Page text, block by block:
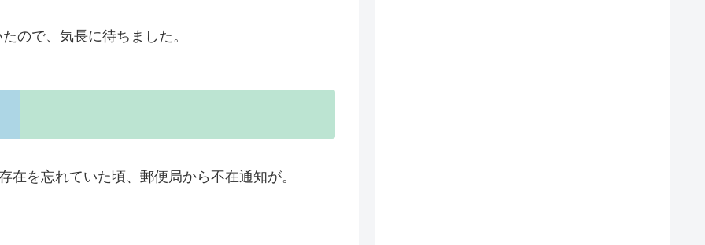
ので、気長に待ちました。
を忘れていた頃、郵便局から不在通知が。